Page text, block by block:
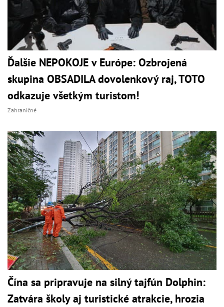
Ďalšie NEPOKOJE v Európe: Ozbrojená
skupina OBSADILA dovolenkový raj, TOTO
odkazuje všetkým turistom!
Zahraničné
Čína sa pripravuje na silný tajfún Dolphin:
Zatvára školy aj turistické atrakcie, hrozia